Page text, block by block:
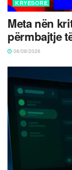
KRYESORE
Meta nën
përmbajtje
06/08/2026